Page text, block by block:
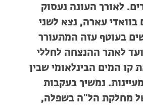
לאורך העונה נעסוק
בוואדי עארה, נצא לשני
בעוטף עזה המתעורר
לאתר ההנצחה לחללי
קו המים הבינלאומי שבין
נמשיך בעקבות
מחלקת הל"ה בשפלה,